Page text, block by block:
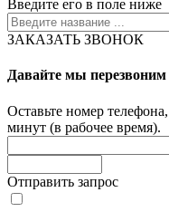
Введите его в поле ниже
ЗАКАЗАТЬ ЗВОНОК
Давайте мы
Оставьте номер
минут (в рабочее время).
Отправить запрос